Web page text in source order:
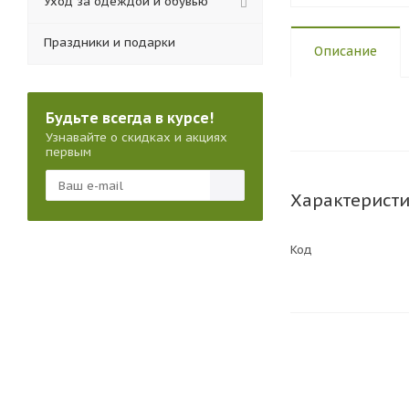
Описание
Код
Праздники и подарки
Будьте всегда в курсе!
Узнавайте о скидках и акциях
первым